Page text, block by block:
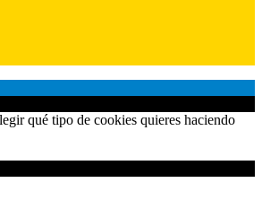
qué tipo de cookies quieres haciendo